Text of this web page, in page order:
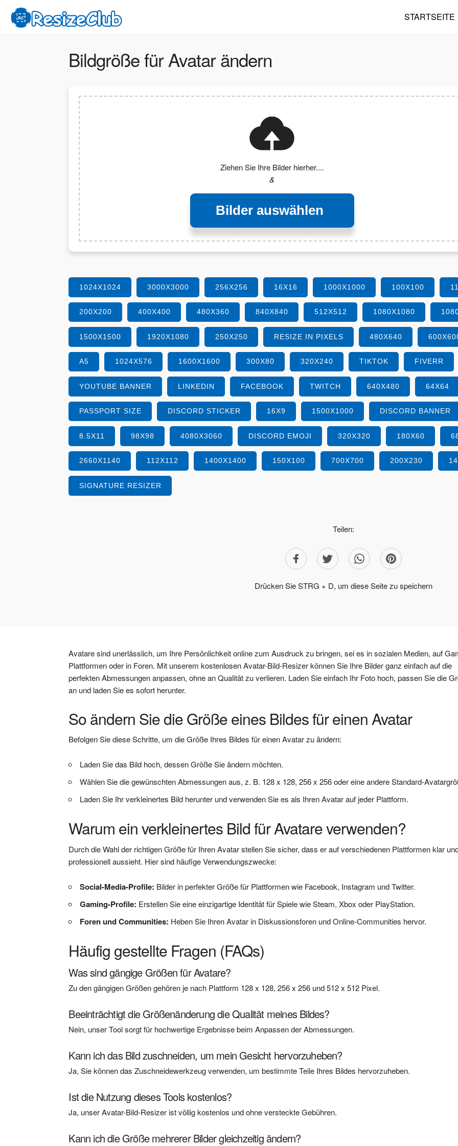
STARTSEITE
Bildgröße für Avatar ändern
Ziehen Sie Ihre Bilder hierher....
&
Bilder auswählen
1024X1024 3000X3000 256X256 16X16 1000X1000 100X100
200X200 400X400 480X360 840X840 512X512 1080X1080
1500X1500 1920X1080 250X250 RESIZE IN PIXELS 480X640
A5 1024X576 1600X1600 300X80 320X240 TIKTOK FIVERR
YOUTUBE BANNER LINKEDIN FACEBOOK TWITCH 640X480 64X64
PASSPORT SIZE DISCORD STICKER 16X9 1500X1000 DISCORD BANNER
8.5X11 98X98 4080X3060 DISCORD EMOJI 320X320 180X60
2660X1140 112X112 1400X1400 150X100 700X700 200X230
SIGNATURE RESIZER
Teilen:
Drücken Sie STRG + D, um diese Seite zu speichern
Avatare sind unerlässlich, um Ihre Persönlichkeit online zum Ausdruck zu bringen, sei es in sozialen Medien, auf
Plattformen oder in Foren. Mit unserem kostenlosen Avatar-Bild-Resizer können Sie Ihre Bilder ganz einfach auf die
perfekten Abmessungen anpassen, ohne an Qualität zu verlieren. Laden Sie einfach Ihr Foto hoch, passen Sie die
an und laden Sie es sofort herunter.
So ändern Sie die Größe eines Bildes für einen Avatar
Befolgen Sie diese Schritte, um die Größe Ihres Bildes für einen Avatar zu ändern:
Laden Sie das Bild hoch, dessen Größe Sie ändern möchten.
Wählen Sie die gewünschten Abmessungen aus, z. B. 128 x 128, 256 x 256 oder eine andere Standard-
Laden Sie Ihr verkleinertes Bild herunter und verwenden Sie es als Ihren Avatar auf jeder Plattform.
Warum ein verkleinertes Bild für Avatare verwenden?
Durch die Wahl der richtigen Größe für Ihren Avatar stellen Sie sicher, dass er auf verschiedenen Plattformen klar
professionell aussieht. Hier sind häufige Verwendungszwecke:
Social-Media-Profile: Bilder in perfekter Größe für Plattformen wie Facebook, Instagram und Twitter.
Gaming-Profile: Erstellen Sie eine einzigartige Identität für Spiele wie Steam, Xbox oder PlayStation.
Foren und Communities: Heben Sie Ihren Avatar in Diskussionsforen und Online-Communities hervor.
Häufig gestellte Fragen (FAQs)
Was sind gängige Größen für Avatare?
Zu den gängigen Größen gehören je nach Plattform 128 x 128, 256 x 256 und 512 x 512 Pixel.
Beeinträchtigt die Größenänderung die Qualität meines Bildes?
Nein, unser Tool sorgt für hochwertige Ergebnisse beim Anpassen der Abmessungen.
Kann ich das Bild zuschneiden, um mein Gesicht hervorzuheben?
Ja, Sie können das Zuschneidewerkzeug verwenden, um bestimmte Teile Ihres Bildes hervorzuheben.
Ist die Nutzung dieses Tools kostenlos?
Ja, unser Avatar-Bild-Resizer ist völlig kostenlos und ohne versteckte Gebühren.
Kann ich die Größe mehrerer Bilder gleichzeitig ändern?